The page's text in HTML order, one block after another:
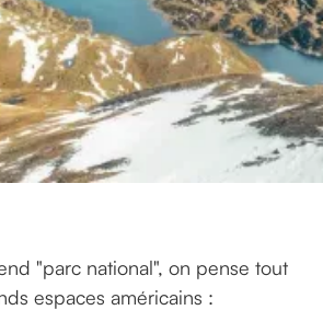
"parc national", on pense tout
espaces américains :